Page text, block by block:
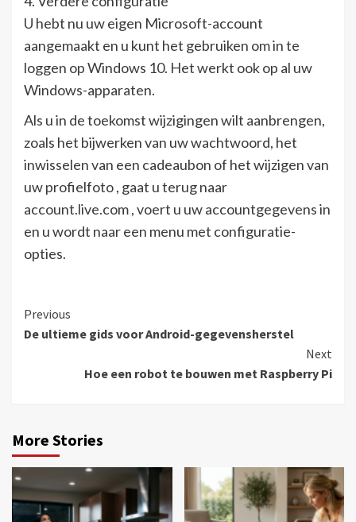
U hebt nu uw eigen Microsoft-account
aangemaakt en u kunt het gebruiken om in te
loggen op Windows 10. Het werkt ook op al uw
Windows-apparaten.
Als u in de toekomst wijzigingen wilt aanbrengen,
zoals het bijwerken van uw wachtwoord, het
inwisselen van een cadeaubon of het wijzigen van
uw profielfoto , gaat u terug naar
account.live.com , voert u uw accountgegevens in
en u wordt naar een menu met configuratie-
opties.
Continue
Reading
Previous
De ultieme gids voor Android-gegevensherstel
Next
Hoe een robot te bouwen met Raspberry Pi
More Stories